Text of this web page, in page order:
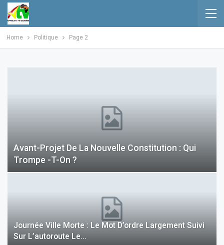
Home Politique Page 2
Avant-Projet De La Nouvelle Constitution : Qui
Trompe -t-On ?
Journée Ville Morte : Le Mot D’ordre Largement Suivi
Sur L’autoroute Le…